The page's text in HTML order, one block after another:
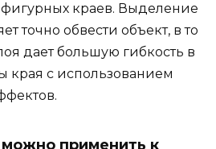
краев. Выделение
точно обвести объект, в то
дает большую гибкость в
края с использованием
применить к